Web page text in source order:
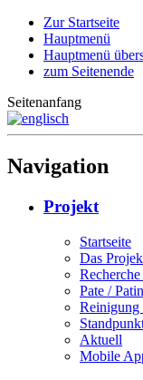
Zur Startseite
Hauptmenü
Hauptmenü
zum Seitenende
Seitenanfang
Navigation
Projekt
Startseite
Das
Pate /
Reinigung
Aktuell
Mobile